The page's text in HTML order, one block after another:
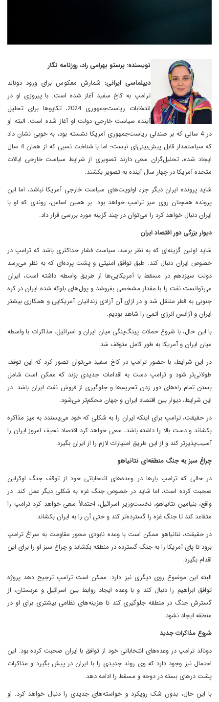
نویسنده: پرستو بهرامی راد، روزنامه نگار
دیپلماسی ایرانی: شمارش معکوس برای ورود دونالد
ترامپ به کاخ سفید آغاز شده است. با پیروزی او در
انتخابات ریاست‌جمهوری 2024، تکاپوها برای تحلیل
آینده سیاست خارجی دولت او آغاز شده است. البته او
در 4 سالی که بر صندلی ریاست‌جمهوری آمریکا نشسته بود، به خوبی نشان داد
که سیاستمدار قابل پیش‌بینی‌ای نیست؛ اما با شناخت نسبی که از همان 4 سال
ایجاد شده، تحلیل‌گران سعی دارند تصویری از شرایط سیاست خارجی ایالات
متحده آمریکا در چهار سال آینده به تصویر بکشند.
شاید پرونده ایران دیگر جزء اولویت‌های سیاست خارجی آمریکا نباشد، اما این
پرونده همچنان روی میز ترامپ خواهد بود. بر همین اساس، روندی که او با
ایران دنبال خواهد کرد را می‌توان در چند گزینه مورد بررسی قرار داد.
دیوار بزرگی دور اقتصاد ایران
شاید اولین گزینه‌ای که به نظر برسد، سیاست فشار حداکثری باشد که ترامپ در
خصوص ایران دنبال کند. طبق توافق امنیتی و پشت پرده‌ای که به نظر می‌رسد
دولت سیزدهم در مسقط با آمریکایی‌ها از طریق واسطه داشته است، ایران
می‌توانست نفت را با مقدار مشخصی بفروشد و پول‌های بلوکه شده ایران در کره
جنوبی به قطر منتقل شد و در ازای آن آزادی زندانیان آمریکایی و همکاری بیشتر
ایران و آژانس انرژی اتمی را شاهد بودیم.
با این حال، با شروع حملات پینگ‌پنگی میان ایران و اسرائیل، مذاکرات با واسطه
میان ایران و آمریکا به طور کامل متوقف شد.
در این شرایط، با حضور ترامپ در کاخ سفید می‌توان تصور کرد که این توقف
طولانی‌تر شود و ترامپ دست به اقدامات جدیدی بزند که ممکن است شامل
بستن تمام راه‌های دور زدن تحریم‌ها و جلوگیری از فروش نفت ایران باشد. در
این شرایط، دیوار بین اقتصاد ایران و جهان محکم‌تر می‌شود.
در حقیقت، ترامپ برای اینکه ایران را به شکلی که خود می‌پسندد به میز مذاکره
بکشاند و دست بالا را داشته باشد، سعی خواهد کرد اقتصاد نحیف امروز ایران را
آسیب‌پذیرتر کند و از این طریق امتیازات لازم را از ایران بگیرد.
چراغ سبز به جنگ منطقه‌ای نتانیاهو
در حالی که ترامپ بارها در وعده‌های انتخاباتی خود از توقف جنگ اوکراین
صحبت کرده است، اما شاید در خصوص جنگ غزه به شکلی دیگر عمل کند. در
واقع، بنیامین نتانیاهو، نخست‌وزیر اسرائیل، احتمالاً سعی خواهد کرد ترامپ را
متقاعد کند تا جنگ غزه را گسترده‌تر کند و حتی آن را به ایران بکشاند.
در حقیقت، نتانیاهو ممکن است با وعده نابودی محور مقاومت به سراغ ترامپ
برود تا پای آمریکا را به جنگ گسترده در منطقه بکشاند و چراغ سبز او را برای این
اقدام بگیرد.
البته این موضوع روی دیگری نیز دارد. ممکن است ترامپ ترجیح دهد پروژه
توافق ابراهیم را دنبال کند و با وعده ایجاد روابط بین اسرائیل و عربستان، از
گسترش جنگ در منطقه جلوگیری کند تا هزینه‌های نظامی بیشتری برای او در
منطقه ایجاد نشود.
شروع مذاکرات جدید
دونالد ترامپ در وعده‌های انتخاباتی خود از توافق با ایران صحبت کرده بود. این
احتمال نیز وجود دارد که وی روند جدیدی را با ایران در پیش بگیرد و مذاکرات
پشت درهای بسته در دوحه و مسقط را ادامه دهد.
با این حال، بدون شک رویکرد و خواسته‌های جدیدی را دنبال خواهد کرد. او